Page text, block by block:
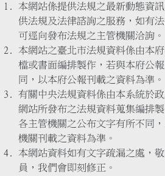
本網站係提供法規之最新動態資
供法規及法律諮詢之服務，如有
可逕向發布法規之主管機關洽詢。
本網站之臺北市法規資料係由本
檔或書面編排製作，若與本府公
同，以本府公報刊載之資料為準。
有關中央法規資料係由本系統於
網站所發布之法規資料蒐集編排
各主管機關之公布文字有所不同
機關刊載之資料為準。
本網站資料如有文字疏漏之處，
員，我們會即刻修正。